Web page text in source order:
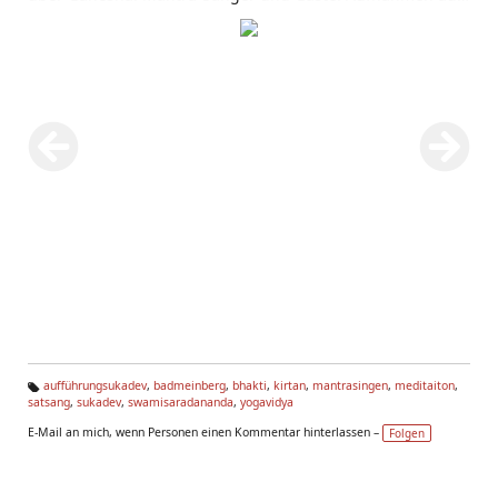
dem Haus Yoga Vidya Bad Meinberg.
Ta
s:
aufführungsukadev, badmeinberg, bhakti, kirtan, mantrasingen, meditaiton,
satsang, sukadev, swamisaradananda, yogavidya
E-Mail an mich, wenn Personen einen Kommentar hinterlassen –
Folgen